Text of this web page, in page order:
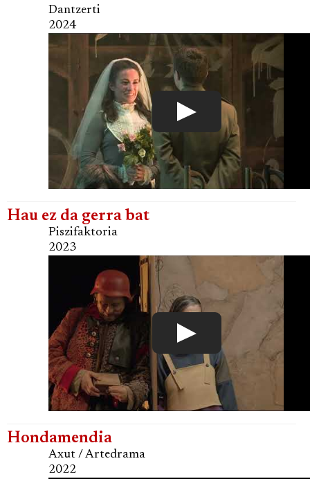
Dantzerti
2024
Hau ez da gerra bat
Piszifaktoria
2023
Hondamendia
Axut / Artedrama
2022